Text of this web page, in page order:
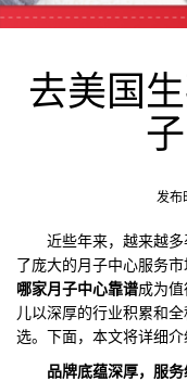
势
流
子
成
去美国
发布
近些年来，越来越多
了庞大的月子中心服务市
哪家月子中心靠谱成为
儿以深厚的行业积累和
选。下面，本文将详细介
品牌底蕴深厚，服